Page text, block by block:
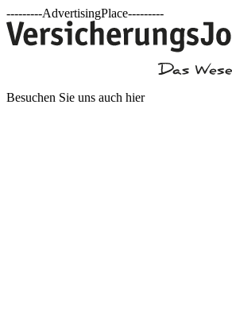
---------AdvertisingPlace---------
Besuchen Sie uns auch hier